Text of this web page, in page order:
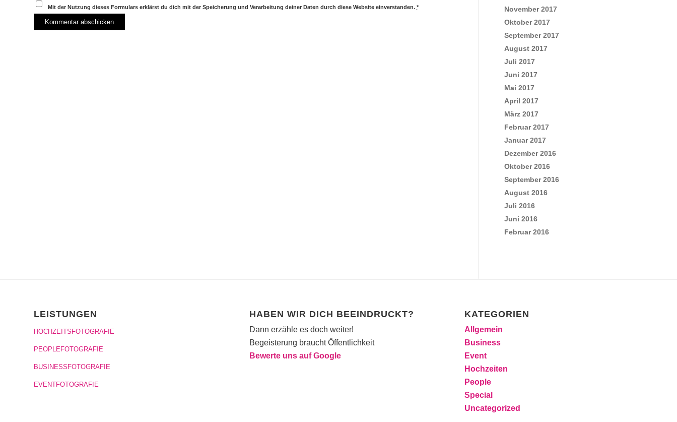
Mit der Nutzung dieses Formulars erklärst du dich mit der Speicherung und Verarbeitung deiner Daten durch diese Website einverstanden. *
November 2017
Oktober 2017
September 2017
August 2017
Juli 2017
Juni 2017
Mai 2017
April 2017
März 2017
Februar 2017
Januar 2017
Dezember 2016
Oktober 2016
September 2016
August 2016
Juli 2016
Juni 2016
Februar 2016
LEISTUNGEN
HOCHZEITSFOTOGRAFIE
PEOPLEFOTOGRAFIE
BUSINESSFOTOGRAFIE
EVENTFOTOGRAFIE
HABEN WIR DICH BEEINDRUCKT?
Dann erzähle es doch weiter!
Begeisterung braucht Öffentlichkeit
Bewerte uns auf Google
KATEGORIEN
Allgemein
Business
Event
Hochzeiten
People
Special
Uncategorized